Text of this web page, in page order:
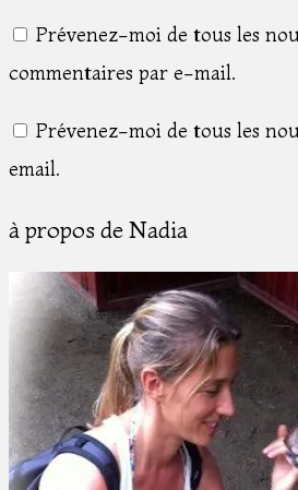
Prévenez-moi de tous les
commentaires par e-mail.
Prévenez-moi de tous les
email.
à propos de Nadia